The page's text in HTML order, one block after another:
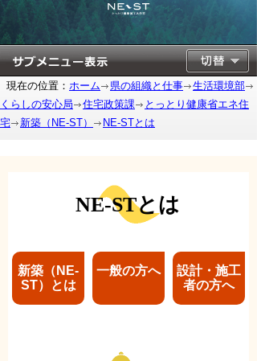
現在の位置： ホーム 県の組織と仕事
生活環境部
くらしの安心局
住宅政策課
とっとり健康省エネ住
宅
新築（NE-ST） NE-STとは
NE-STとは
新築（NE-
ST）とは
一般の方へ
設計・施工
者の方へ